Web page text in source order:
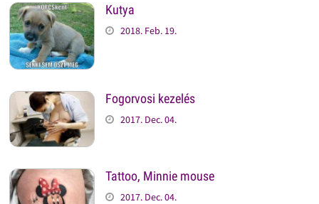
Kutya
2018. Feb. 19.
Fogorvosi kezelés
2017. Dec. 04.
Tattoo, Minnie mouse
2017. Dec. 04.